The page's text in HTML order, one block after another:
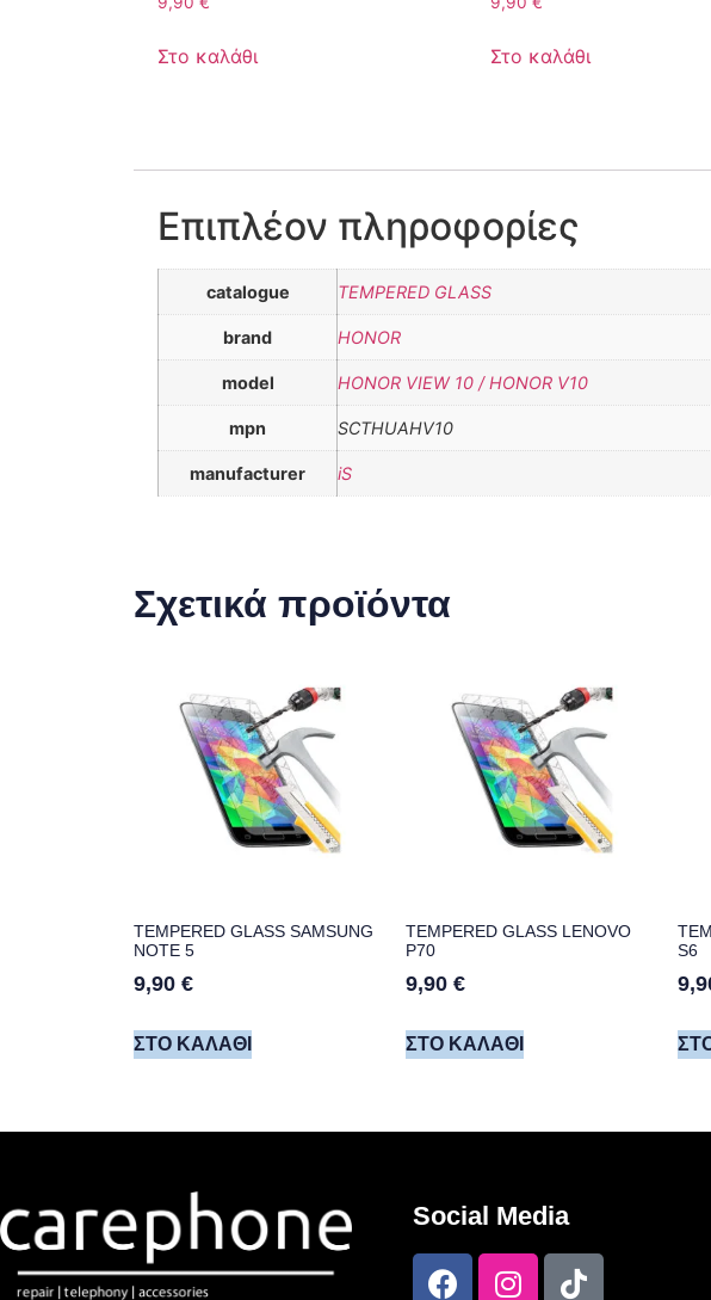
Στο καλάθι Στο καλάθι
Επιπλέον πληροφορίες
catalogue TEMPERED GLASS
brand HONOR
model HONOR VIEW 10 / HONOR V10
mpn SCTHUAHV10
manufacturer iS
Σχετικά προϊόντα
TEMPERED GLASS SAMSUNG
NOTE 5
9,90 €
ΣΤΟ ΚΑΛΆΘΙ
TEMPERED GLASS LENOVO
P70
9,90 €
ΣΤΟ ΚΑΛΆΘΙ
S6
Social Media